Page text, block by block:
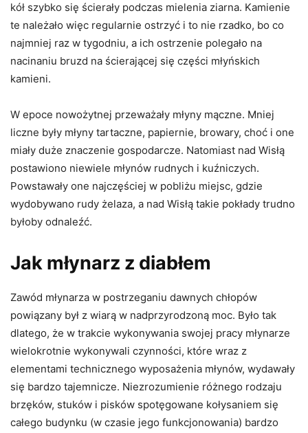
kół szybko się ścierały podczas mielenia ziarna. Kamienie
te należało więc regularnie ostrzyć i to nie rzadko, bo co
najmniej raz w tygodniu, a ich ostrzenie polegało na
nacinaniu bruzd na ścierającej się części młyńskich
kamieni.
W epoce nowożytnej przeważały młyny mączne. Mniej
liczne były młyny tartaczne, papiernie, browary, choć i one
miały duże znaczenie gospodarcze. Natomiast nad Wisłą
postawiono niewiele młynów rudnych i kuźniczych.
Powstawały one najczęściej w pobliżu miejsc, gdzie
wydobywano rudy żelaza, a nad Wisłą takie pokłady trudno
byłoby odnaleźć.
Jak młynarz z diabłem
Zawód młynarza w postrzeganiu dawnych chłopów
powiązany był z wiarą w nadprzyrodzoną moc. Było tak
dlatego, że w trakcie wykonywania swojej pracy młynarze
wielokrotnie wykonywali czynności, które wraz z
elementami technicznego wyposażenia młynów, wydawały
się bardzo tajemnicze. Niezrozumienie różnego rodzaju
brzęków, stuków i pisków spotęgowane kołysaniem się
całego budynku (w czasie jego funkcjonowania) bardzo